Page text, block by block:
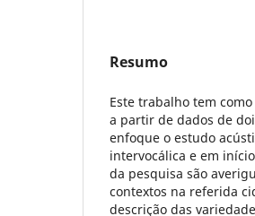
Resumo
Este trabalho tem
a partir de dados de
enfoque o estudo
intervocálica e em
da pesquisa são
contextos na referida
descrição das